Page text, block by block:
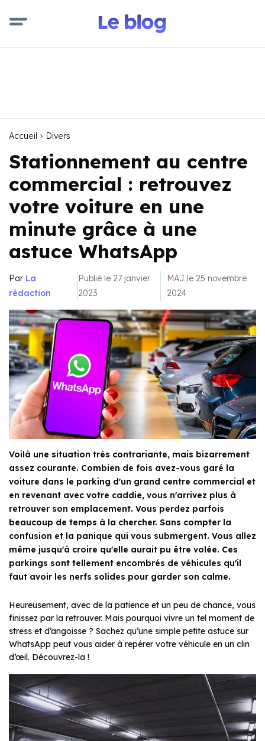
Accueil Divers
Stationnement au centre
commercial : retrouvez
votre voiture en une
minute grâce à une
astuce WhatsApp
Par La
rédaction
Publié le 27 janvier
2023
MAJ le 25 novembre
2024
Voilà une situation très contrariante, mais bizarrement
assez courante. Combien de fois avez-vous garé la
voiture dans le parking d'un grand centre commercial et
en revenant avec votre caddie, vous n'arrivez plus à
retrouver son emplacement. Vous perdez parfois
beaucoup de temps à la chercher. Sans compter la
confusion et la panique qui vous submergent. Vous allez
même jusqu'à croire qu'elle aurait pu être volée. Ces
parkings sont tellement encombrés de véhicules qu'il
faut avoir les nerfs solides pour garder son calme.
Heureusement, avec de la patience et un peu de chance, vous
finissez par la retrouver. Mais pourquoi vivre un tel moment de
stress et d’angoisse ? Sachez qu’une simple petite astuce sur
WhatsApp peut vous aider à repérer votre véhicule en un clin
d’œil. Découvrez-la !